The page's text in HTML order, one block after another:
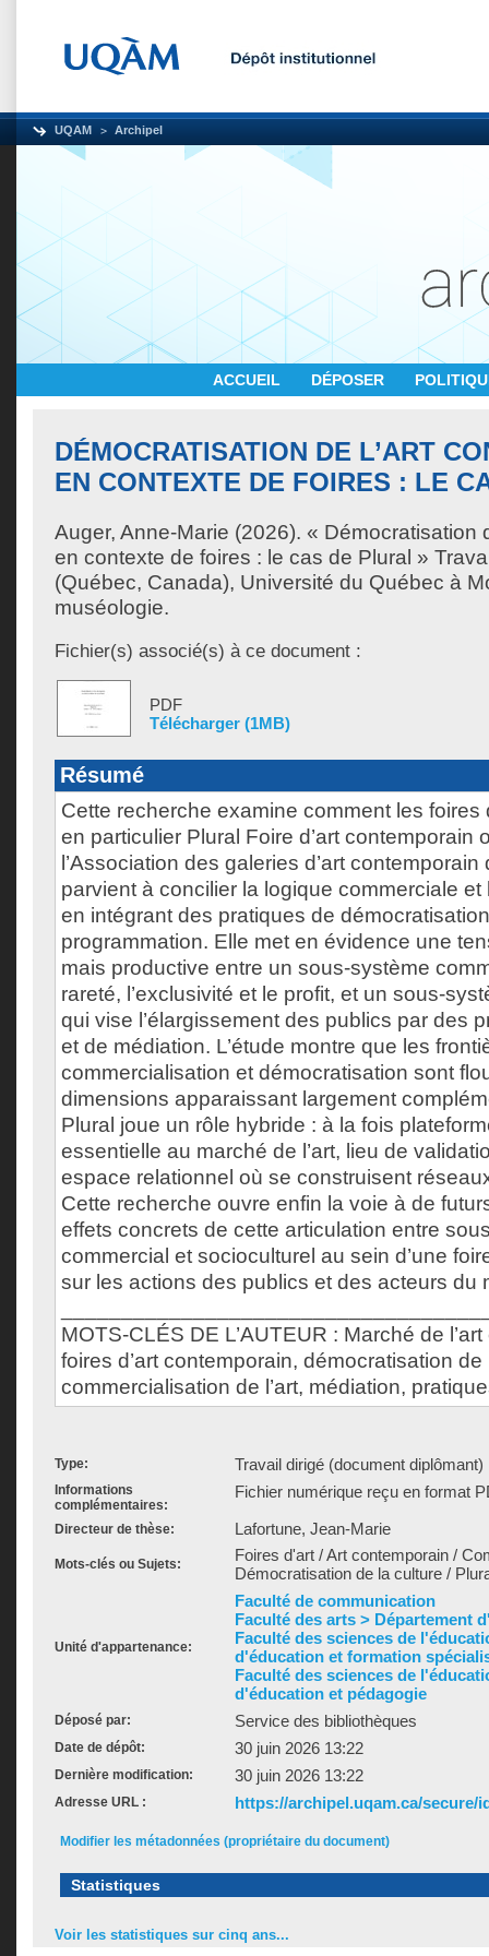
UQAM Archipel
ACCUEIL DÉPOSER
DÉMOCRATISATION DE L’ART
EN CONTEXTE DE FOIRES : LE
Auger, Anne-Marie (2026). « Démocratisation
en contexte de foires : le cas de Plural »
(Québec, Canada), Université du Québec à
muséologie.
Fichier(s) associé(s) à ce document :
PDF
Télécharger (1MB)
Résumé
Cette recherche examine comment les foires
en particulier Plural Foire d’art contemporain
l’Association des galeries d’art
parvient à concilier la logique commerciale
en intégrant des pratiques de
programmation. Elle met en évidence une
mais productive entre un sous-système
rareté, l’exclusivité et le profit, et un sous-
qui vise l’élargissement des publics par des
et de médiation. L’étude montre que les
commercialisation et démocratisation sont
dimensions apparaissant largement
Plural joue un rôle hybride : à la fois
essentielle au marché de l’art, lieu de
espace relationnel où se construisent
Cette recherche ouvre enfin la voie à de
effets concrets de cette articulation entre
commercial et socioculturel au sein d’une
sur les actions des publics et des acteurs du
MOTS-CLÉS DE L’AUTEUR : Marché de
foires d’art contemporain, démocratisation de
commercialisation de l’art, médiation,
Type: Travail dirigé (document diplômant)
Informations
complémentaires:
Fichier numérique reçu en format
Directeur de thèse: Lafortune, Jean-Marie
Mots-clés ou Sujets:
Foires d'art / Art contemporain /
Démocratisation de la culture /
Unité d'appartenance:
Faculté de communication
Faculté des arts > Département
Faculté des sciences de
d'éducation et formation
Faculté des sciences de
d'éducation et pédagogie
Déposé par: Service des bibliothèques
Date de dépôt: 30 juin 2026 13:22
Dernière modification: 30 juin 2026 13:22
Adresse URL : https://archipel.uqam.ca/secure/
Modifier les métadonnées (propriétaire du document)
Statistiques
Voir les statistiques sur cinq ans...